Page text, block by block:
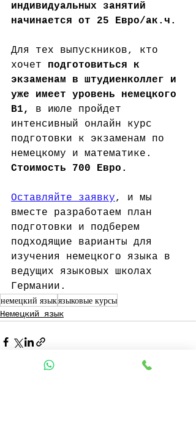
индивидуальных занятий
начинается от 25 Евро/ак.ч.
Для тех выпускников, кто
хочет подготовиться к
экзаменам в штудиенколлег и
уже имеет уровень немецкого
В1, в июле пройдет
интенсивный онлайн курс
подготовки к экзаменам по
немецкому и математике.
Стоимость 700 Евро.
Оставляйте заявку, и мы
вместе разработаем план
подготовки и подберем
подходящие варианты для
изучения немецкого языка в
ведущих языковых школах
Германии.
немецкий языкязыковые курсы
Немецкий язык